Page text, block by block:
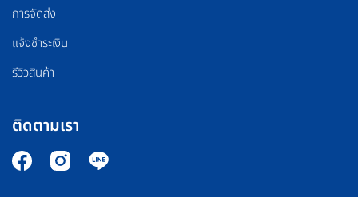
การจัดส่ง
แจ้งชำระเงิน
รีวิวสินค้า
ติดตามเรา